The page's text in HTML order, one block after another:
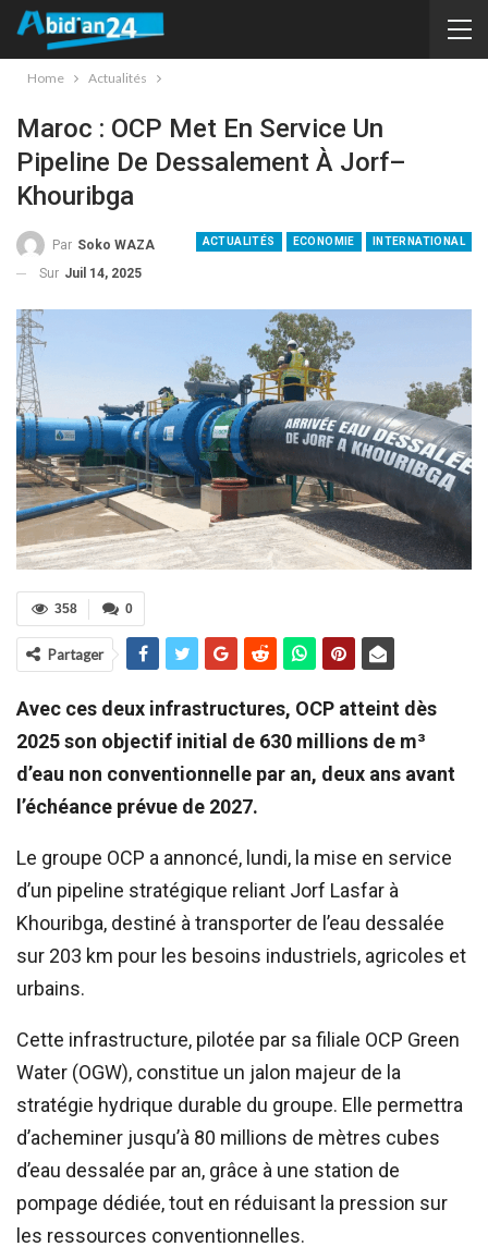
Home Actualités
Maroc : OCP Met En Service Un
Pipeline De Dessalement À Jorf–
Khouribga
ACTUALITÉS ECONOMIE INTERNATIONAL
Par Soko WAZA
Sur Juil 14, 2025
0
358
Partager
Avec ces deux infrastructures, OCP atteint dès
2025 son objectif initial de 630 millions de m³
d’eau non conventionnelle par an, deux ans avant
l’échéance prévue de 2027.
Le groupe OCP a annoncé, lundi, la mise en service
d’un pipeline stratégique reliant Jorf Lasfar à
Khouribga, destiné à transporter de l’eau dessalée
sur 203 km pour les besoins industriels, agricoles et
urbains.
Cette infrastructure, pilotée par sa filiale OCP Green
Water (OGW), constitue un jalon majeur de la
stratégie hydrique durable du groupe. Elle permettra
d’acheminer jusqu’à 80 millions de mètres cubes
d’eau dessalée par an, grâce à une station de
pompage dédiée, tout en réduisant la pression sur
les ressources conventionnelles.